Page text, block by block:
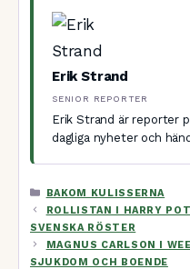
Erik Strand
SENIOR REPORTER
Erik Strand är reporter
dagliga nyheter och
KATEGORIER
BAKOM KULISSERNA
ROLLISTAN I HARRY
SVENSKA RÖSTER
MAGNUS CARLSON I
SJUKDOM OCH BOENDE